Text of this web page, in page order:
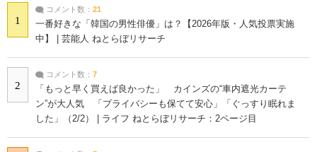
1
コメント数： 21
一番好きな「韓国の男性俳優」は？【2026年版・人気投票実施
中】 | 芸能人 ねとらぼリサーチ
2
コメント数： 7
「もっと早く買えば良かった」 カインズの“車内遮光カーテ
ン”が大人気 「プライバシーも保てて安心」「ぐっすり眠れま
した」（2/2） | ライフ ねとらぼリサーチ：2ページ目